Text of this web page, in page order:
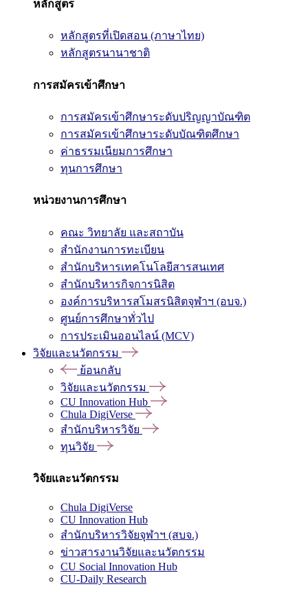
หลักสูตร
หลักสูตรที่เปิดสอน (ภาษาไทย)
หลักสูตรนานาชาติ
การสมัครเข้าศึกษา
การสมัครเข้าศึกษาระดับปริญญาบัณฑิต
การสมัครเข้าศึกษาระดับบัณฑิตศึกษา
ค่าธรรมเนียมการศึกษา
ทุนการศึกษา
หน่วยงานการศึกษา
คณะ วิทยาลัย และสถาบัน
สำนักงานการทะเบียน
สำนักบริหารเทคโนโลยีสารสนเทศ
สำนักบริหารกิจการนิสิต
องค์การบริหารสโมสรนิสิตจุฬาฯ (อบจ.)
ศูนย์การศึกษาทั่วไป
การประเมินออนไลน์ (MCV)
วิจัยและนวัตกรรม
ย้อนกลับ
วิจัยและนวัตกรรม
CU Innovation Hub
Chula DigiVerse
สำนักบริหารวิจัย
ทุนวิจัย
วิจัยและนวัตกรรม
Chula DigiVerse
CU Innovation Hub
สำนักบริหารวิจัยจุฬาฯ (สบจ.)
ข่าวสารงานวิจัยและนวัตกรรม
CU Social Innovation Hub
CU-Daily Research